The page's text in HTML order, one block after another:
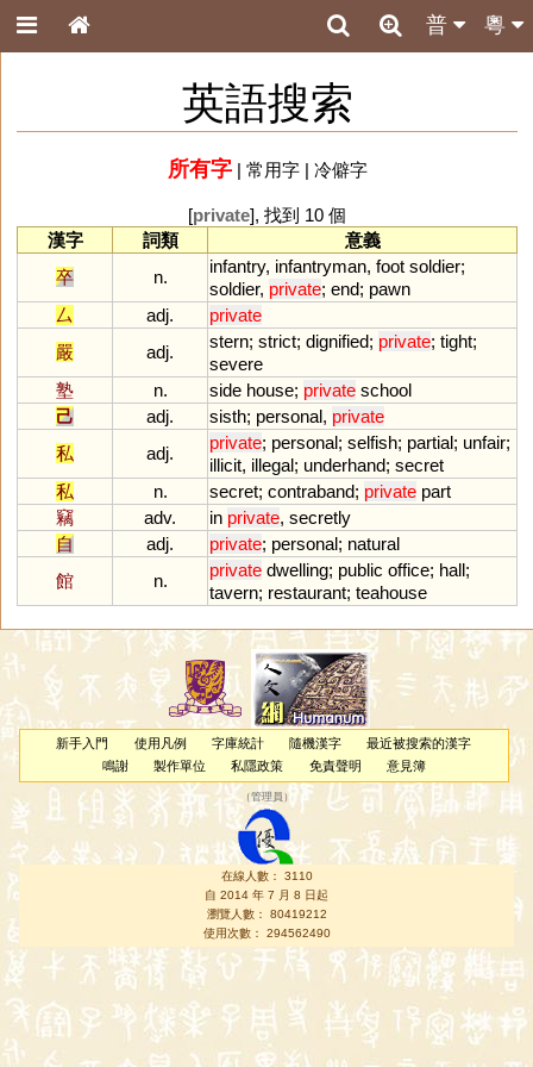
粵
普
英語搜索
所有字| 常用字| 冷僻字
[private], 找到 10 個
漢字
詞類
意義
卒
n.
infantry, infantryman, foot soldier;
soldier, private; end; pawn
厶
adj.
private
嚴
adj.
stern; strict; dignified; private; tight;
severe
塾
n. side house; private school
己
adj. sisth; personal, private
私
adj.
private; personal; selfish; partial; unfair;
illicit, illegal; underhand; secret
私
n. secret; contraband; private part
竊
adv. in private, secretly
自
adj. private; personal; natural
館
n.
private dwelling; public office; hall;
tavern; restaurant; teahouse
新手入門 使用凡例 字庫統計 隨機漢字
最近被搜索的漢字
鳴謝
製作單位 私隱政策 免責聲明 意見簿
（管理員 ）
在線人數： 3110
自 2014 年 7 月 8 日起
瀏覽人數： 80419212
使用次數： 294562490